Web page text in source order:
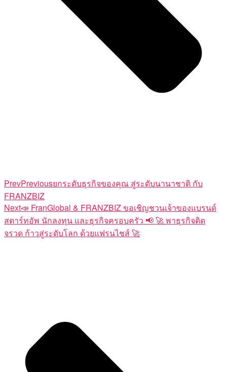
PrevPreviousยกระดับธุรกิจของคุณ สู่ระดับนานาชาติ กับ
FRANZBIZ
Next📣 FranGlobal & FRANZBIZ ขอเชิญชวนเจ้าของแบรนด์
สตาร์ทอัพ นักลงทุน และธุรกิจครอบครัว 📢 🚀 พาธุรกิจติด
จรวด ก้าวสู่ระดับโลก ด้วยแฟรนไชส์ 🚀